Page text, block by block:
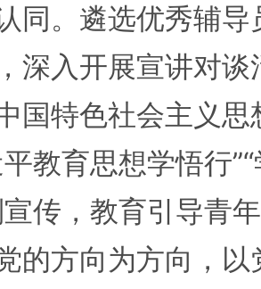
同。遴选优秀辅
深入开展宣讲对
国特色社会主义
教育思想学悟行
传，教育引导青
的方向为方向，